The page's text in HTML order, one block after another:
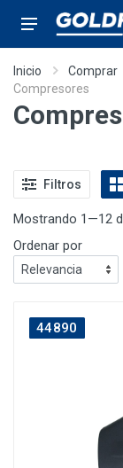
Inicio Comprar
Compresores
Filtros
Mostrando 1—12
Ordenar por
44890